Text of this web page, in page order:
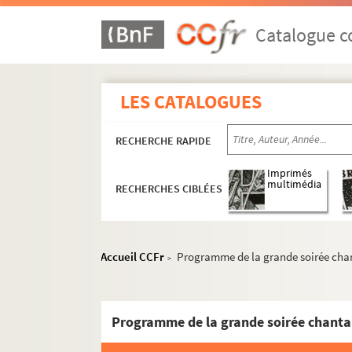
Catalogue
LES CATALOGUES
RECHERCHE RAPIDE
RECHERCHES CIBLÉES
Imprimés
multimédia
Accueil CCFr > Programme de la grande soirée
M-BRO. Brochures du fonds Mahieu
M-DOC. Documents du fonds Mahieu
M-DOC-1. Documents historiques lillois
M-DOC-2. Ancien régime et République
M-DOC-6. Fêtes de Lille (1870-1881)
M-DOC-7. Fêtes de Lille (1882-1883)